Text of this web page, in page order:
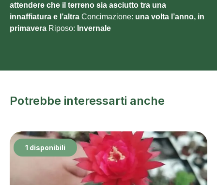
attendere che il terreno sia asciutto tra una
innaffiatura e l’altra Concimazione: una volta l’anno, in
primavera Riposo: Invernale
Potrebbe interessarti anche
1 disponibili